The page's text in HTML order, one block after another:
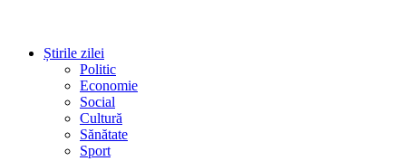
Știrile zilei
Politic
Economie
Social
Cultură
Sănătate
Sport